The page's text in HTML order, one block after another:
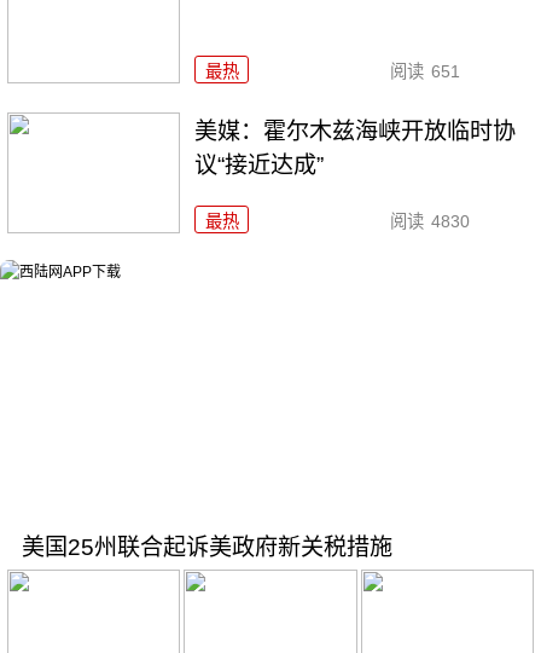
最热 阅读 651
美媒：霍尔木兹海峡开放临时协
议“接近达成”
最热 阅读 4830
美国25州联合起诉美政府新关税措施